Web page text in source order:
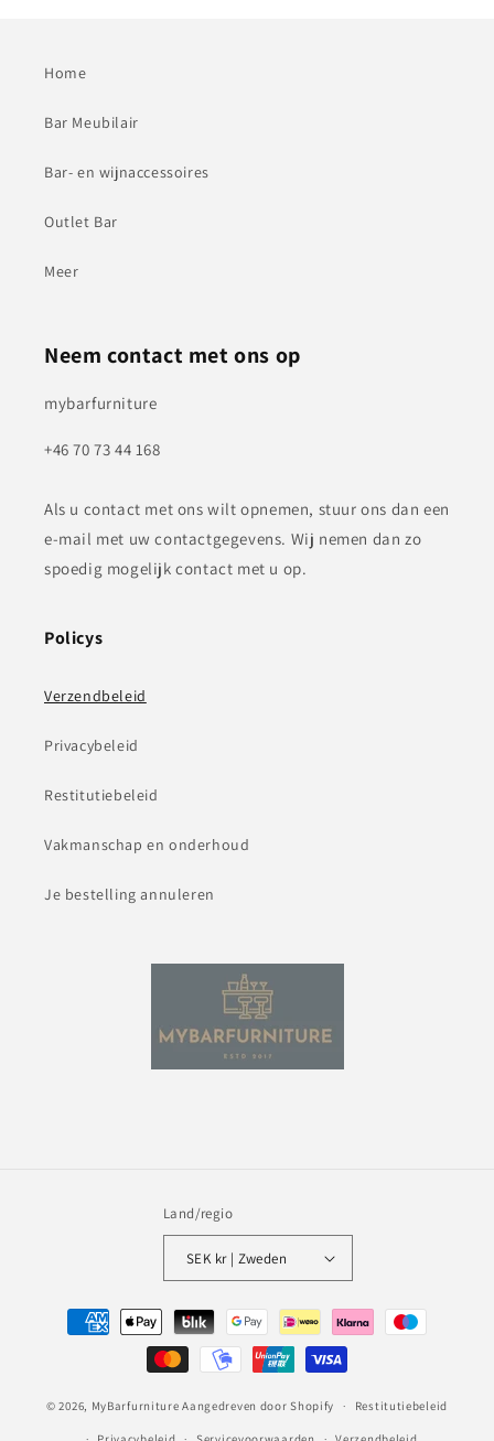
Home
Bar Meubilair
Bar- en wijnaccessoires
Outlet Bar
Meer
Neem contact met ons op
mybarfurniture
+46 70 73 44 168
Als u contact met ons wilt opnemen, stuur ons dan een
e-mail met uw contactgegevens. Wij nemen dan zo
spoedig mogelijk contact met u op.
Policys
Verzendbeleid
Privacybeleid
Restitutiebeleid
Vakmanschap en onderhoud
Je bestelling annuleren
Land/regio
SEK kr | Zweden
Betaalmethoden
© 2026, MyBarfurniture Aangedreven door Shopify Restitutiebeleid